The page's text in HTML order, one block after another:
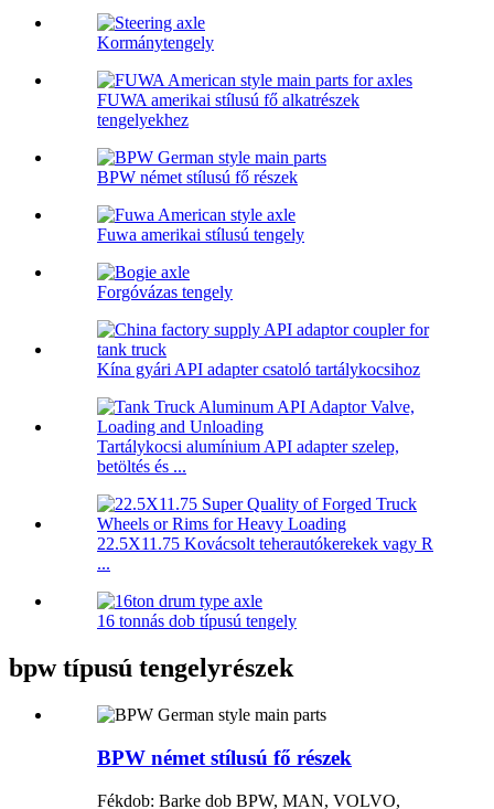
Kormánytengely
FUWA amerikai stílusú fő alkatrészek
tengelyekhez
BPW német stílusú fő részek
Fuwa amerikai stílusú tengely
Forgóvázas tengely
Kína gyári API adapter csatoló tartálykocsihoz
Tartálykocsi alumínium API adapter szelep,
betöltés és ...
22.5X11.75 Kovácsolt teherautókerekek vagy R
...
16 tonnás dob típusú tengely
bpw típusú tengelyrészek
BPW német stílusú fő részek
Fékdob: Barke dob BPW, MAN, VOLVO,